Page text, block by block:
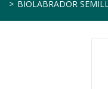
> BIOLABRADOR